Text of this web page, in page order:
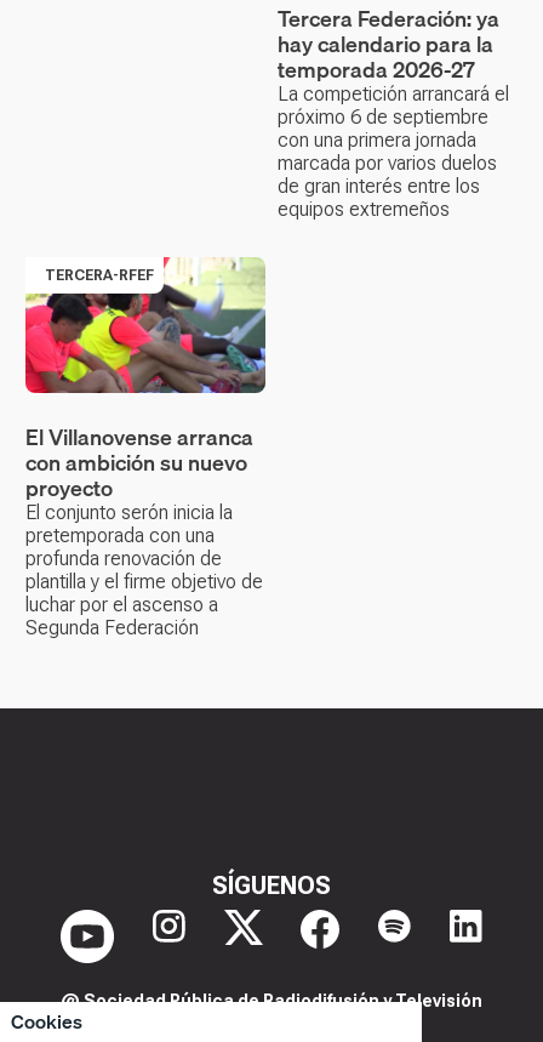
Cookies
Tercera Federación: ya
hay calendario para la
temporada 2026-27
La competición arrancará el
próximo 6 de septiembre
con una primera jornada
marcada por varios duelos
de gran interés entre los
equipos extremeños
TERCERA-RFEF
El Villanovense arranca
con ambición su nuevo
proyecto
El conjunto serón inicia la
pretemporada con una
profunda renovación de
plantilla y el firme objetivo de
luchar por el ascenso a
Segunda Federación
SÍGUENOS
@ Sociedad Pública de Radiodifusión y Televisión